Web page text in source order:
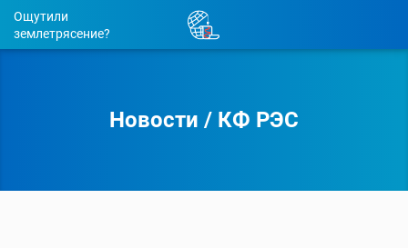
Ощутили
землетрясение?
Новости / КФ РЭС